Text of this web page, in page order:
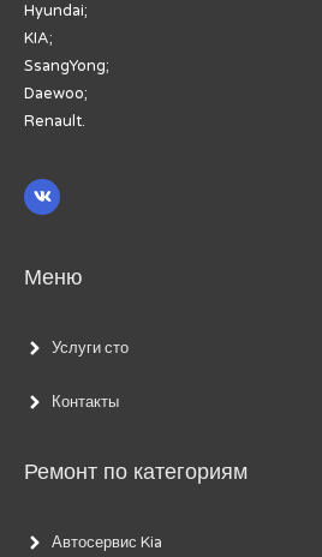
Hyundai;
KIA;
SsangYong;
Daewoo;
Renault.
Меню
Услуги сто
Контакты
Ремонт по категориям
Автосервис Kia